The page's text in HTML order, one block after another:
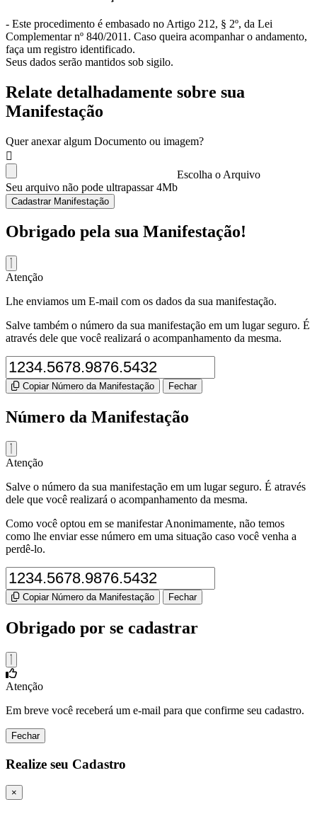
- Este procedimento é embasado no Artigo 212, § 2º, da Lei
Complementar nº 840/2011. Caso queira acompanhar o andamento,
faça um registro identificado.
Seus dados serão mantidos sob sigilo.
Relate detalhadamente sobre sua
Manifestação
Quer anexar algum Documento ou imagem?
Escolha o Arquivo
Seu arquivo não pode ultrapassar 4Mb
Cadastrar Manifestação
Obrigado pela sua Manifestação!
Atenção
Lhe enviamos um E-mail com os dados da sua manifestação.
Salve também o número da sua manifestação em um lugar seguro. É
através dele que você realizará o acompanhamento da mesma.
Copiar Número da Manifestação Fechar
Número da Manifestação
Atenção
Salve o número da sua manifestação em um lugar seguro. É através
dele que você realizará o acompanhamento da mesma.
Como você optou em se manifestar Anonimamente, não temos
como lhe enviar esse número em uma situação caso você venha a
perdê-lo.
Copiar Número da Manifestação Fechar
Obrigado por se cadastrar
Atenção
Em breve você receberá um e-mail para que confirme seu cadastro.
Fechar
Realize seu Cadastro
×